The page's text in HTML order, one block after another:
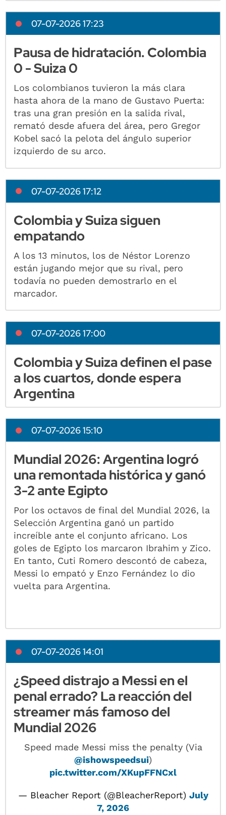
07-07-2026 17:23
Pausa de hidratación. Colombia
0 - Suiza 0
Los colombianos tuvieron la más clara
hasta ahora de la mano de Gustavo Puerta:
tras una gran presión en la salida rival,
remató desde afuera del área, pero Gregor
Kobel sacó la pelota del ángulo superior
izquierdo de su arco.
07-07-2026 17:12
Colombia y Suiza siguen
empatando
A los 13 minutos, los de Néstor Lorenzo
están jugando mejor que su rival, pero
todavía no pueden demostrarlo en el
marcador.
07-07-2026 17:00
Colombia y Suiza definen el pase
a los cuartos, donde espera
Argentina
07-07-2026 15:10
Mundial 2026: Argentina logró
una remontada histórica y ganó
3-2 ante Egipto
Por los octavos de final del Mundial 2026, la
Selección Argentina ganó un partido
increíble ante el conjunto africano. Los
goles de Egipto los marcaron Ibrahim y Zico.
En tanto, Cuti Romero descontó de cabeza,
Messi lo empató y Enzo Fernández lo dio
vuelta para Argentina.
07-07-2026 14:01
¿Speed distrajo a Messi en el
penal errado? La reacción del
streamer más famoso del
Mundial 2026
Speed made Messi miss the penalty (Via
@ishowspeedsui)
pic.twitter.com/XKupFFNCxl
— Bleacher Report (@BleacherReport) July
7, 2026